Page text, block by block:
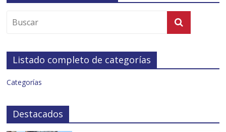
Listado completo de categorías
Categorías
Destacados